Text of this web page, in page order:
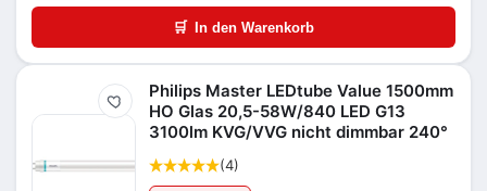
🛒 In den Warenkorb
Merken
Philips Master LEDtube Value 1500mm
HO Glas 20,5-58W/840 LED G13
3100lm KVG/VVG nicht dimmbar 240°
(4)